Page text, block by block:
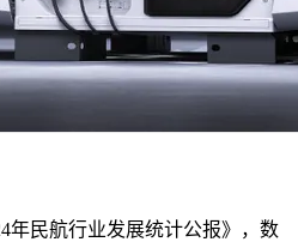
年民航行业发展统计公报》，数